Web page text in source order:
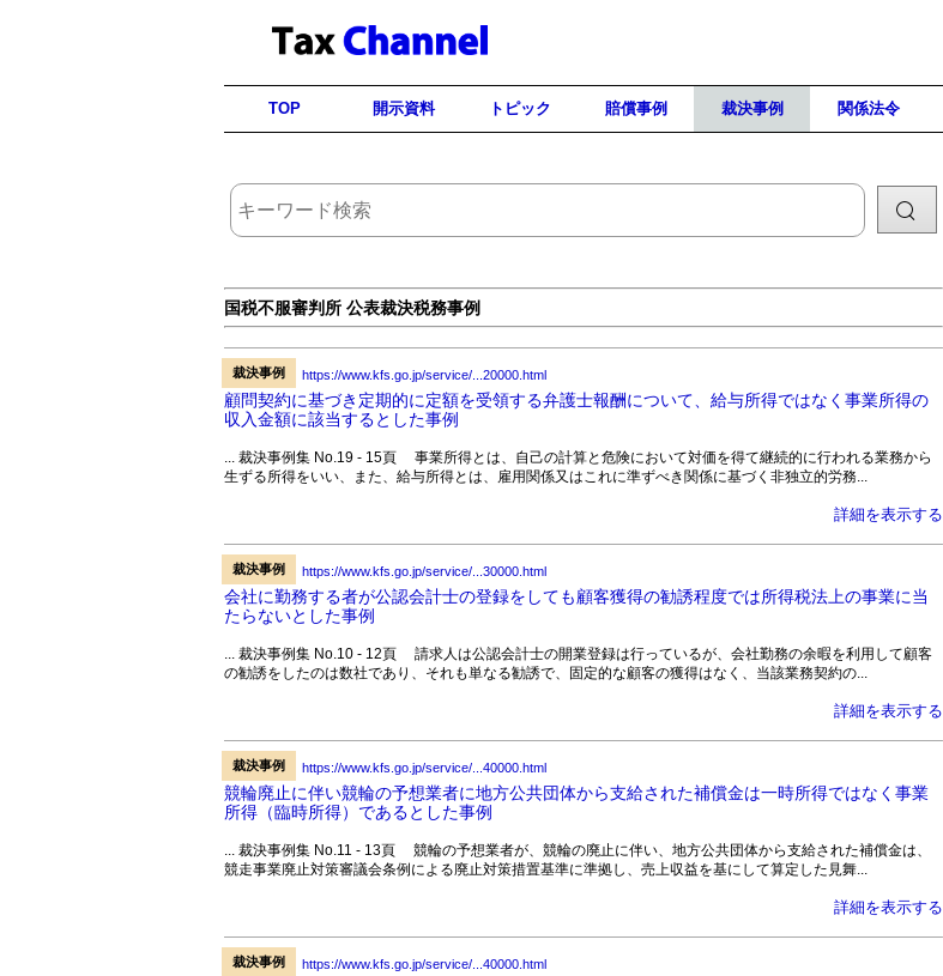
TOP 開示資料 トピック 賠償事例 裁決事例 関係法令
国税不服審判所 公表裁決税務事例
裁決事例 https://www.kfs.go.jp/service/...20000.html
顧問契約に基づき定期的に定額を受領する弁護士報酬について、給与所得ではなく事業所得の
収入金額に該当するとした事例
... 裁決事例集 No.19 - 15頁 事業所得とは、自己の計算と危険において対価を得て継続的に行われる業務から
生ずる所得をいい、また、給与所得とは、雇用関係又はこれに準ずべき関係に基づく非独立的労務...
詳細を表示する
裁決事例 https://www.kfs.go.jp/service/...30000.html
会社に勤務する者が公認会計士の登録をしても顧客獲得の勧誘程度では所得税法上の事業に当
たらないとした事例
... 裁決事例集 No.10 - 12頁 請求人は公認会計士の開業登録は行っているが、会社勤務の余暇を利用して顧客
の勧誘をしたのは数社であり、それも単なる勧誘で、固定的な顧客の獲得はなく、当該業務契約の...
詳細を表示する
裁決事例 https://www.kfs.go.jp/service/...40000.html
競輪廃止に伴い競輪の予想業者に地方公共団体から支給された補償金は一時所得ではなく事業
所得（臨時所得）であるとした事例
... 裁決事例集 No.11 - 13頁 競輪の予想業者が、競輪の廃止に伴い、地方公共団体から支給された補償金は、
競走事業廃止対策審議会条例による廃止対策措置基準に準拠し、売上収益を基にして算定した見舞...
詳細を表示する
裁決事例 https://www.kfs.go.jp/service/...40000.html